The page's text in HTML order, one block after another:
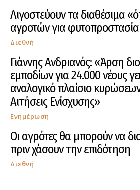
Λιγοστεύουν τα διαθέσιμα
αγροτών για φυτοπροστασία
Διεθνή
Γιάννης Ανδριανός: «Άρση
εμποδίων για 24.000 νέους
αναλογικό πλαίσιο κυρώσεων
Αιτήσεις Ενίσχυσης»
Ενημέρωση
Οι αγρότες θα μπορούν να
πριν χάσουν την επιδότηση
Διεθνή